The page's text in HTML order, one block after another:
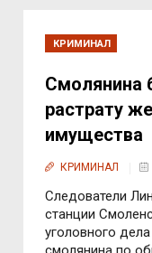
КРИМИНАЛ
Смолянина
растрату
имущества
КРИМИНАЛ
Следователи
станции
уголовного